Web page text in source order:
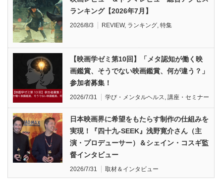
ランキング【2026年7月】
2026/8/3 REVIEW, ランキング 特集
【映画学ゼミ第10回】「メタ認知が働く映
画鑑賞、そうでない映画鑑賞、何が違う？」
参加者募集！
2026/7/31 学び・メンタルヘルス 講座・セミナー
日本映画界に希望をもたらす制作の仕組みを
実現！『四十九-SEEK』浅野寛介さん（主
演・プロデューサー）＆シェイン・コスギ監
督インタビュー
2026/7/31 取材＆インタビュー